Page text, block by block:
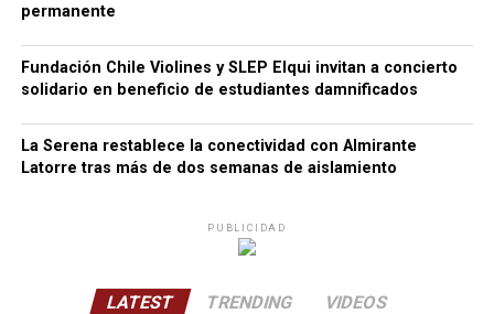
permanente
Fundación Chile Violines y SLEP Elqui invitan a concierto
solidario en beneficio de estudiantes damnificados
La Serena restablece la conectividad con Almirante
Latorre tras más de dos semanas de aislamiento
PUBLICIDAD
LATEST TRENDING VIDEOS